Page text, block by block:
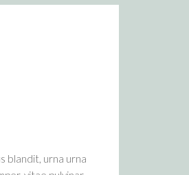
blandit, urna urna